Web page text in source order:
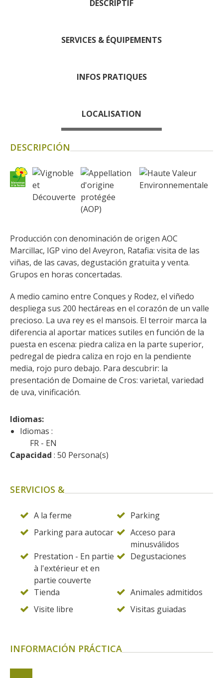
artistas y artesanos
Descubrimiento del terruño
Recetas y productos locales
Pasear en menos de
cien kilómetros
Los más bonitos pueblos en
El Pays des Bastides du Rouergue
Las ciudades y países de arte y
historia
Decazeville – Aubin
Patrimonio mundial de la UNESCO
DESCRIPTIF
SERVICES & ÉQUIPEMENTS
INFOS PRATIQUES
LOCALISATION
DESCRIPCIÓN
Producción con denominación de origen AOC
Marcillac, IGP vino del Aveyron, Ratafia: visita de las
viñas, de las cavas, degustación gratuita y venta.
Grupos en horas concertadas.
A medio camino entre Conques y Rodez, el viñedo
despliega sus 200 hectáreas en el corazón de un valle
precioso. La uva rey es el mansois. El terroir marca la
diferencia al aportar matices sutiles en función de la
puesta en escena: piedra caliza en la parte superior,
pedregal de piedra caliza en rojo en la pendiente
media, rojo puro debajo. Para descubrir: la
presentación de Domaine de Cros: varietal, variedad
de uva, vinificación.
Idiomas:
Idiomas :
FR
EN
Capacidad : 50 Persona(s)
SERVICIOS &
A la ferme
Parking
Parking para autocar
Acceso para
minusválidos
Prestation - En partie
à l'extérieur et en
partie couverte
Degustaciones
Tienda
Animales admitidos
Visite libre
Visitas guiadas
INFORMACIÓN PRÁCTICA